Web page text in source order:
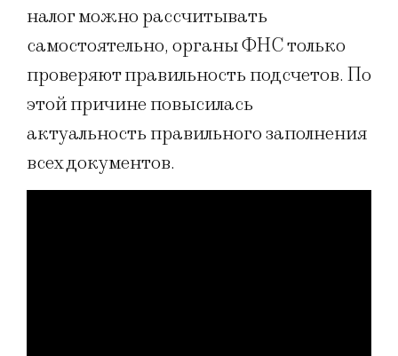
налог можно рассчитывать
самостоятельно, органы ФНС только
проверяют правильность подсчетов. По
этой причине повысилась
актуальность правильного заполнения
всех документов.